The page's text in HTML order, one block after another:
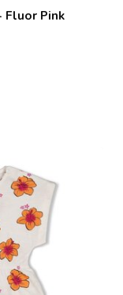
Fluor Pink